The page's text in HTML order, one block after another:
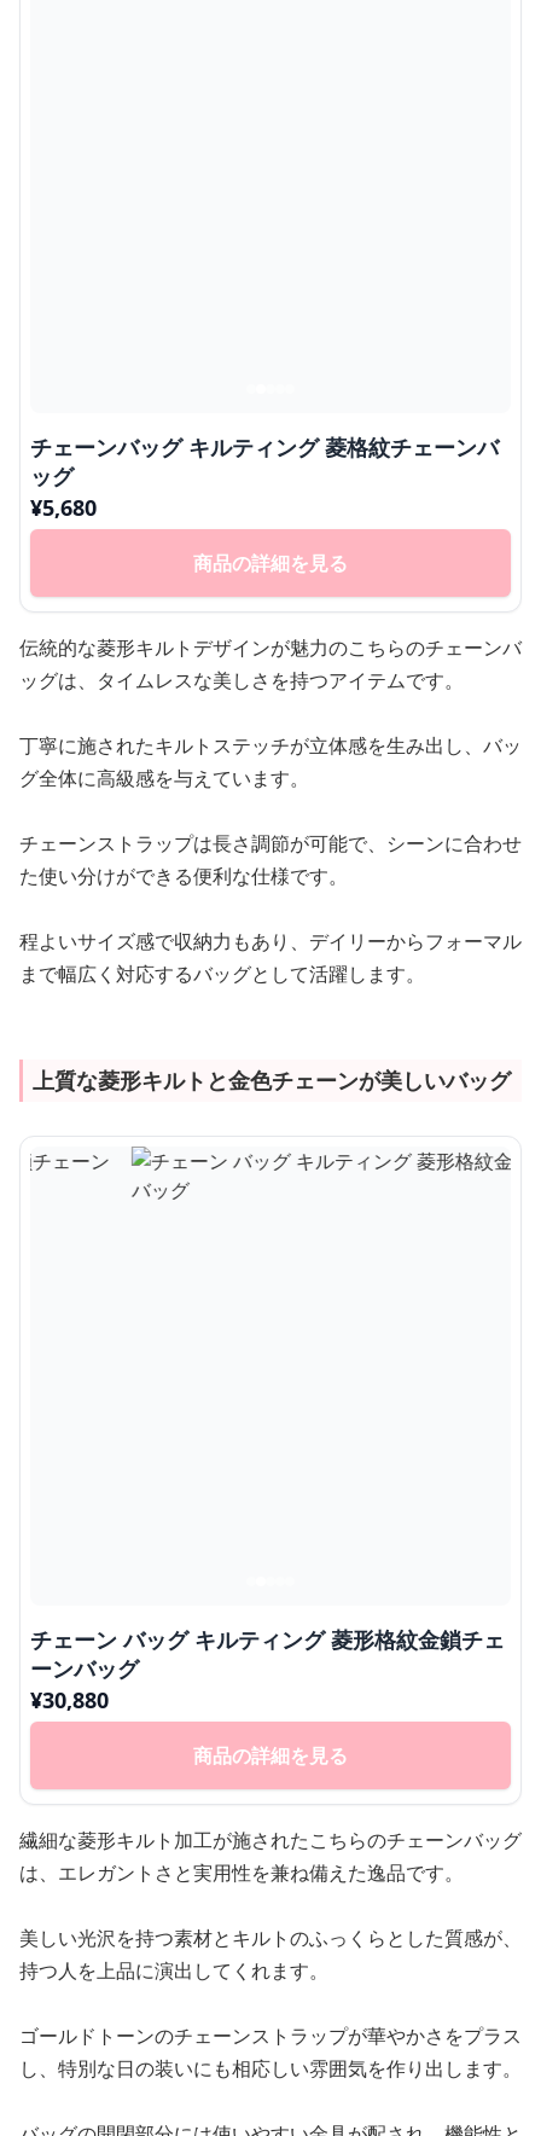
チェーンバッグ キルティング 菱格紋チェーンバ
ッグ
¥5,680
商品の詳細を見る
伝統的な菱形キルトデザインが魅力のこちらのチェーンバ
ッグは、タイムレスな美しさを持つアイテムです。
丁寧に施されたキルトステッチが立体感を生み出し、バッ
グ全体に高級感を与えています。
チェーンストラップは長さ調節が可能で、シーンに合わせ
た使い分けができる便利な仕様です。
程よいサイズ感で収納力もあり、デイリーからフォーマル
まで幅広く対応するバッグとして活躍します。
上質な菱形キルトと金色チェーンが美しいバッグ
チェーン バッグ キルティング 菱形格紋金鎖チェ
ーンバッグ
¥30,880
商品の詳細を見る
繊細な菱形キルト加工が施されたこちらのチェーンバッグ
は、エレガントさと実用性を兼ね備えた逸品です。
美しい光沢を持つ素材とキルトのふっくらとした質感が、
持つ人を上品に演出してくれます。
ゴールドトーンのチェーンストラップが華やかさをプラス
し、特別な日の装いにも相応しい雰囲気を作り出します。